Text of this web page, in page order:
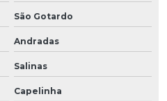
São Gotardo
Andradas
Salinas
Capelinha